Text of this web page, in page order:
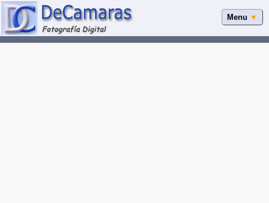
Menu ▼